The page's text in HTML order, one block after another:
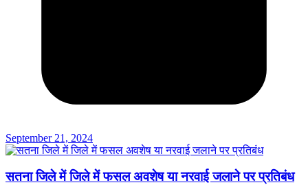
September 21, 2024
सतना जिले में जिले में फसल अवशेष या नरवाई जलाने पर प्रतिबंध